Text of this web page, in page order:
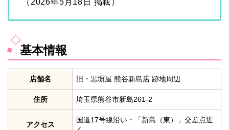
基本情報
店舗名 旧・黒塀屋 熊谷新島店 跡地周辺
住所 埼玉県熊谷市新島261-2
アクセス
国道17号線沿い・「新島（東）」交差点近